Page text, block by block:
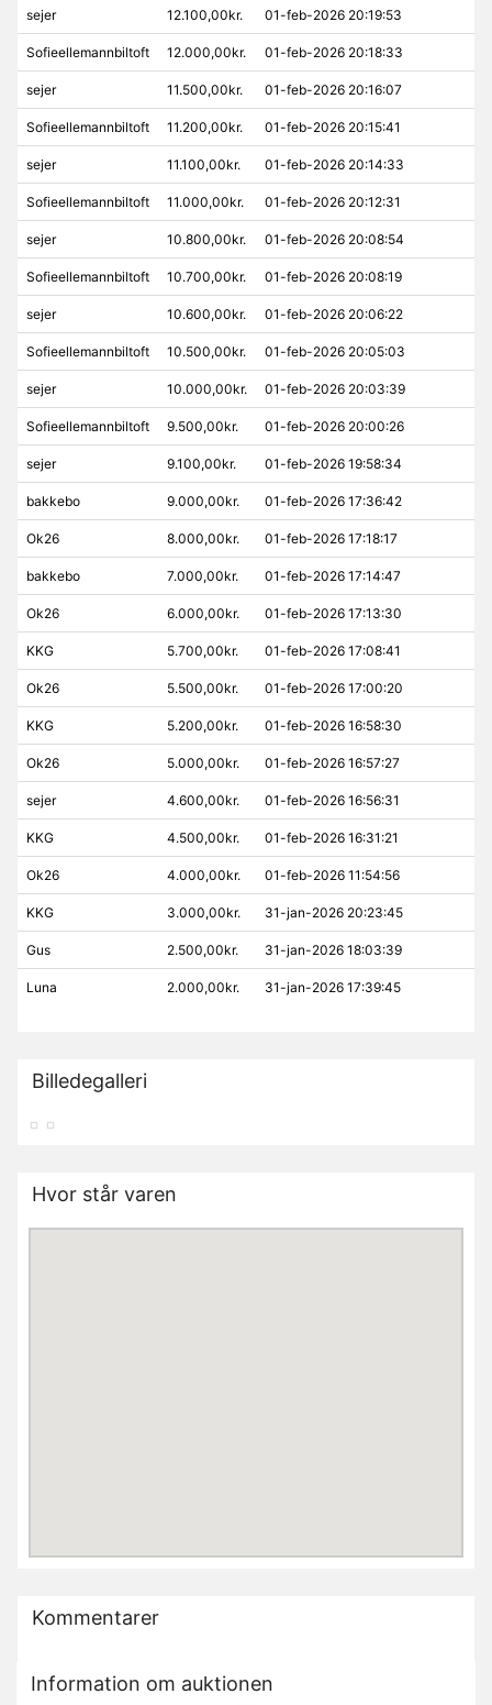
sejer 12.100,00kr. 01-feb-2026 20:19:53
Sofieellemannbiltoft 12.000,00kr. 01-feb-2026 20:18:33
sejer 11.500,00kr. 01-feb-2026 20:16:07
Sofieellemannbiltoft 11.200,00kr. 01-feb-2026 20:15:41
sejer 11.100,00kr. 01-feb-2026 20:14:33
Sofieellemannbiltoft 11.000,00kr. 01-feb-2026 20:12:31
sejer 10.800,00kr. 01-feb-2026 20:08:54
Sofieellemannbiltoft 10.700,00kr. 01-feb-2026 20:08:19
sejer 10.600,00kr. 01-feb-2026 20:06:22
Sofieellemannbiltoft 10.500,00kr. 01-feb-2026 20:05:03
sejer 10.000,00kr. 01-feb-2026 20:03:39
Sofieellemannbiltoft 9.500,00kr. 01-feb-2026 20:00:26
sejer 9.100,00kr. 01-feb-2026 19:58:34
bakkebo 9.000,00kr. 01-feb-2026 17:36:42
Ok26 8.000,00kr. 01-feb-2026 17:18:17
bakkebo 7.000,00kr. 01-feb-2026 17:14:47
Ok26 6.000,00kr. 01-feb-2026 17:13:30
KKG 5.700,00kr. 01-feb-2026 17:08:41
Ok26 5.500,00kr. 01-feb-2026 17:00:20
KKG 5.200,00kr. 01-feb-2026 16:58:30
Ok26 5.000,00kr. 01-feb-2026 16:57:27
sejer 4.600,00kr. 01-feb-2026 16:56:31
KKG 4.500,00kr. 01-feb-2026 16:31:21
Ok26 4.000,00kr. 01-feb-2026 11:54:56
KKG 3.000,00kr. 31-jan-2026 20:23:45
Gus 2.500,00kr. 31-jan-2026 18:03:39
Luna 2.000,00kr. 31-jan-2026 17:39:45
Billedegalleri
Hvor står varen
Kommentarer
Information om auktionen